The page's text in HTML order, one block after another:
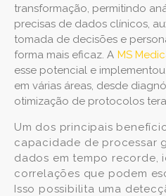
transformação, permitindo
precisas de dados clínicos,
tomada de decisões e
forma mais eficaz. A MS
esse potencial e
em várias áreas, desde
otimização de protocolos
Um dos principais
capacidade de processar
dados em tempo recorde,
correlações que podem
Isso possibilita uma